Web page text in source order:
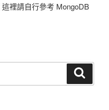
裡請自行參考 MongoDB